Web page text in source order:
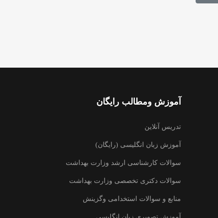
آموزش ومطالب رایگان
تدریس آنلاین
آموزش زبان انگلیسی (رایگان)
سوالات کارشناسی ارشد وزارت بهداشت
سوالات دکتری تخصصی وزارت بهداشت
منابع و سوالات استخدامی وگزینش